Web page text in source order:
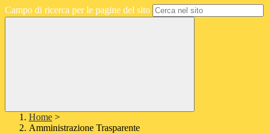
Campo di ricerca per le pagine del sito
Home >
Amministrazione Trasparente